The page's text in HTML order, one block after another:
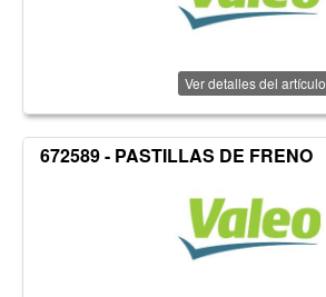
Ver detalles del artículo
672589 - PASTILLAS DE FRENO